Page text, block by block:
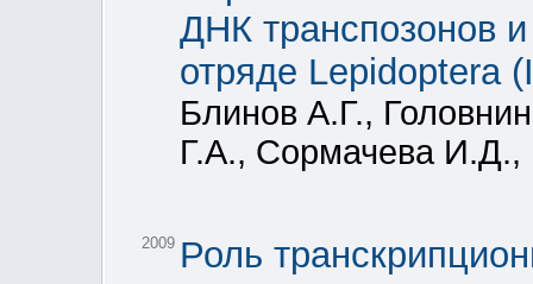
ДНК транспозонов
отряде Lepidoptera
Блинов А.Г.,
Г.А., Сормачева
2009 Роль